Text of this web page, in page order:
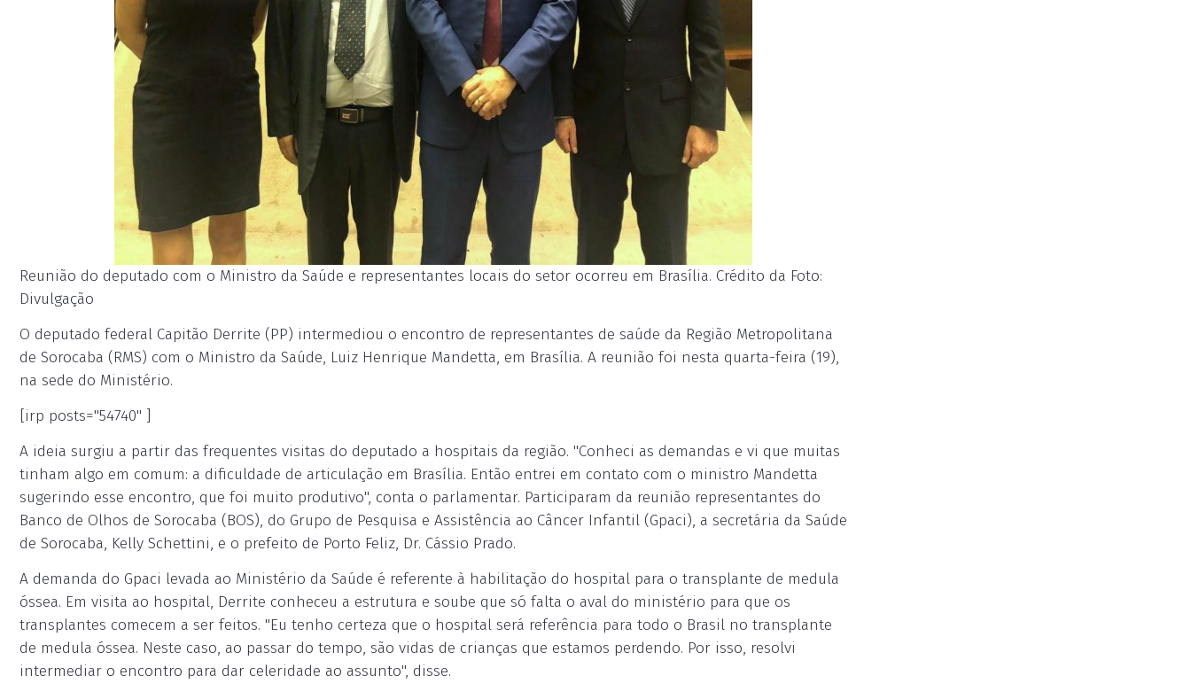
Reunião do deputado com o Ministro da Saúde e representantes locais do setor ocorreu em Brasília. Crédito da Foto:
Divulgação
O deputado federal Capitão Derrite (PP) intermediou o encontro de representantes de saúde da Região Metropolitana
de Sorocaba (RMS) com o Ministro da Saúde, Luiz Henrique Mandetta, em Brasília. A reunião foi nesta quarta-feira (19),
na sede do Ministério.
[irp posts="54740" ]
A ideia surgiu a partir das frequentes visitas do deputado a hospitais da região. "Conheci as demandas e vi que muitas
tinham algo em comum: a dificuldade de articulação em Brasília. Então entrei em contato com o ministro Mandetta
sugerindo esse encontro, que foi muito produtivo", conta o parlamentar. Participaram da reunião representantes do
Banco de Olhos de Sorocaba (BOS), do Grupo de Pesquisa e Assistência ao Câncer Infantil (Gpaci), a secretária da Saúde
de Sorocaba, Kelly Schettini, e o prefeito de Porto Feliz, Dr. Cássio Prado.
A demanda do Gpaci levada ao Ministério da Saúde é referente à habilitação do hospital para o transplante de medula
óssea. Em visita ao hospital, Derrite conheceu a estrutura e soube que só falta o aval do ministério para que os
transplantes comecem a ser feitos. "Eu tenho certeza que o hospital será referência para todo o Brasil no transplante
de medula óssea. Neste caso, ao passar do tempo, são vidas de crianças que estamos perdendo. Por isso, resolvi
intermediar o encontro para dar celeridade ao assunto", disse.